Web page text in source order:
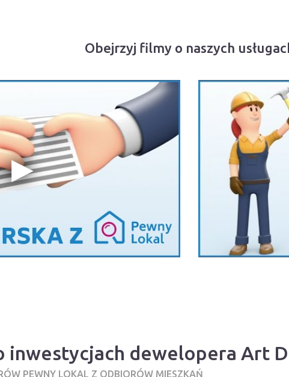
Obejrzyj filmy o naszych
inwestycjach dewelopera Art
PEWNY LOKAL Z ODBIORÓW MIESZKAŃ